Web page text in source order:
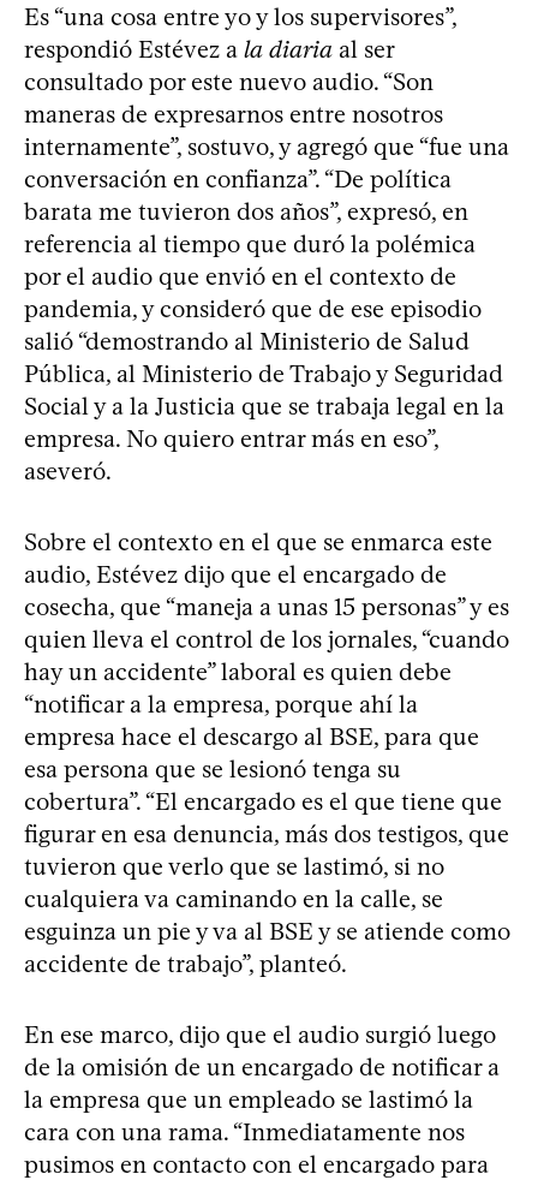
Es “una cosa entre yo y los supervisores”,
respondió Estévez a la diaria al ser
consultado por este nuevo audio. “Son
maneras de expresarnos entre nosotros
internamente”, sostuvo, y agregó que “fue una
conversación en confianza”. “De política
barata me tuvieron dos años”, expresó, en
referencia al tiempo que duró la polémica
por el audio que envió en el contexto de
pandemia, y consideró que de ese episodio
salió “demostrando al Ministerio de Salud
Pública, al Ministerio de Trabajo y Seguridad
Social y a la Justicia que se trabaja legal en la
empresa. No quiero entrar más en eso”,
aseveró.
Sobre el contexto en el que se enmarca este
audio, Estévez dijo que el encargado de
cosecha, que “maneja a unas 15 personas” y es
quien lleva el control de los jornales, “cuando
hay un accidente” laboral es quien debe
“notificar a la empresa, porque ahí la
empresa hace el descargo al BSE, para que
esa persona que se lesionó tenga su
cobertura”. “El encargado es el que tiene que
figurar en esa denuncia, más dos testigos, que
tuvieron que verlo que se lastimó, si no
cualquiera va caminando en la calle, se
esguinza un pie y va al BSE y se atiende como
accidente de trabajo”, planteó.
En ese marco, dijo que el audio surgió luego
de la omisión de un encargado de notificar a
la empresa que un empleado se lastimó la
cara con una rama. “Inmediatamente nos
pusimos en contacto con el encargado para